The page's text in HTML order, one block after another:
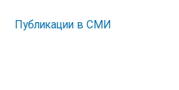
Публикации в СМИ